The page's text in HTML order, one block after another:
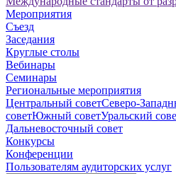
Мероприятия
Съезд
Заседания
Круглые столы
Вебинары
Семинары
Региональные мероприятия
Центральный советСеверо-
советЮжный советУральский
Дальневосточный совет
Конкурсы
Конференции
Пользователям аудиторских услуг